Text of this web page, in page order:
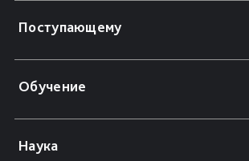
Поступающему
Обучение
Наука